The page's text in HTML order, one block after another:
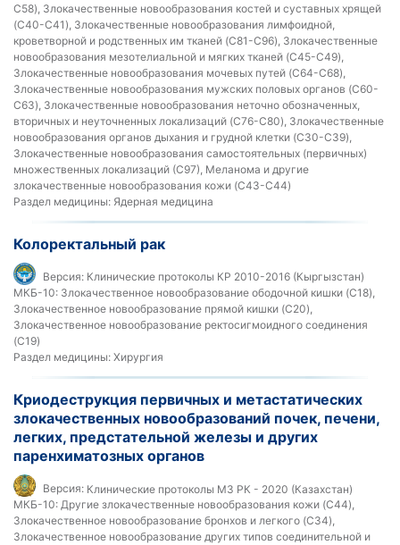
C58), Злокачественные новообразования костей и суставных хрящей
(C40-C41), Злокачественные новообразования лимфоидной,
кроветворной и родственных им тканей (C81-C96), Злокачественные
новообразования мезотелиальной и мягких тканей (C45-C49),
Злокачественные новообразования мочевых путей (C64-C68),
Злокачественные новообразования мужских половых органов (C60-
C63), Злокачественные новообразования неточно обозначенных,
вторичных и неуточненных локализаций (C76-C80), Злокачественные
новообразования органов дыхания и грудной клетки (C30-C39),
Злокачественные новообразования самостоятельных (первичных)
множественных локализаций (С97), Меланома и другие
злокачественные новообразования кожи (C43-C44)
Раздел медицины: Ядерная медицина
Колоректальный рак
Версия: Клинические протоколы КР 2010-2016 (Кыргызстан)
МКБ-10: Злокачественное новообразование ободочной кишки (C18),
Злокачественное новообразование прямой кишки (C20),
Злокачественное новообразование ректосигмоидного соединения
(C19)
Раздел медицины: Хирургия
Криодеструкция первичных и метастатических
злокачественных новообразований почек, печени,
легких, предстательной железы и других
паренхиматозных органов
Версия: Клинические протоколы МЗ РК - 2020 (Казахстан)
МКБ-10: Другие злокачественные новообразования кожи (C44),
Злокачественное новообразование бронхов и легкого (C34),
Злокачественное новообразование других типов соединительной и